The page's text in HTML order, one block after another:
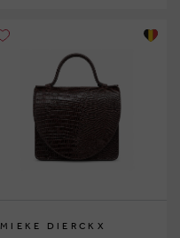
MIEKE DIERCKX